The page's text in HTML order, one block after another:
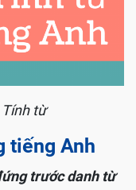
từ
tiếng Anh
trước danh từ